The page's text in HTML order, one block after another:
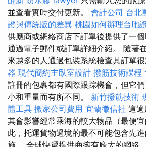
並查看實時交付更新。 會計公司 台北
證與傳統版的差異 桃園如何辦理台胞
供應商或網絡商店下訂單後提供了一
通過電子郵件或訂單詳細介紹。 隨著
來越多的人通過包裝系統檢查其訂單很
器 現代簡約主臥室設計 撥筋技術課程
註冊的包裹都有國際跟踪機會，但它
小和重量而有所不同。 新竹撥筋技術
體工具 搬家公司費用 宜蘭徵信社 這
其會影響經常乘海的較大物品（最便
此，托運貨物過境的最不可能包含先
施。 全球快遞提供商擁有龐大的網絡